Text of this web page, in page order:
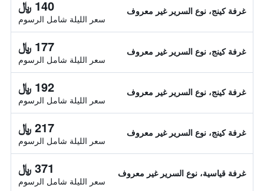
غرفة كينج، نوع السرير غير معروف 140 ﷼
سعر الليلة شامل الرسوم
غرفة كينج، نوع السرير غير معروف 177 ﷼
سعر الليلة شامل الرسوم
غرفة كينج، نوع السرير غير معروف 192 ﷼
سعر الليلة شامل الرسوم
غرفة كينج، نوع السرير غير معروف 217 ﷼
سعر الليلة شامل الرسوم
غرفة قياسية، نوع السرير غير معروف 371 ﷼
سعر الليلة شامل الرسوم